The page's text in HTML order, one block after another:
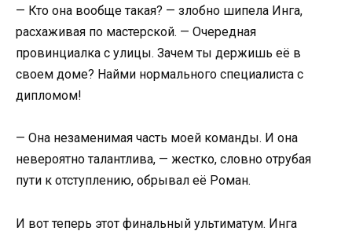
— Кто она вообще такая? — злобно шипела Инга,
расхаживая по мастерской. — Очередная
провинциалка с улицы. Зачем ты держишь её в
своем доме? Найми нормального специалиста с
дипломом!
— Она незаменимая часть моей команды. И она
невероятно талантлива, — жестко, словно отрубая
пути к отступлению, обрывал её Роман.
И вот теперь этот финальный ультиматум. Инга